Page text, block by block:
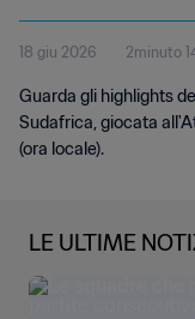
2026 |
18 giu 2026 2minuto
Guarda gli highlights
Sudafrica, giocata
(ora locale).
LE ULTIME
DEL MONDO